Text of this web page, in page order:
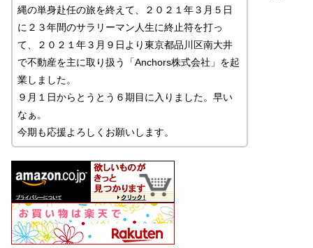
縄の単身赴任の旅を終えて、２０２１年３月５日
に２３年間のサラリーマン人生に終止符を打っ
て、２０２１年３月９日より東京都品川区南大井
で不動産を主に取り扱う「Anchors株式会社」を起
業しました。
９月１日からとうとう６期目に入りました。早い
なぁ。
今期も応援よろしくお願いします。